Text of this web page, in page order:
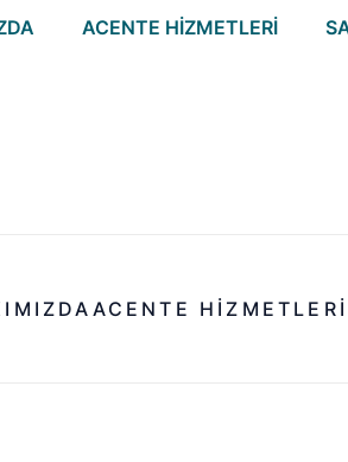
ACENTE HIZMETLERI
ACENTE HIZMETLERI